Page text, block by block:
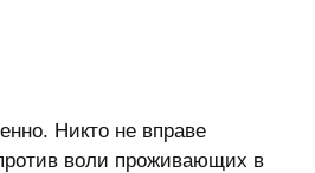
Никто не вправе
воли проживающих в